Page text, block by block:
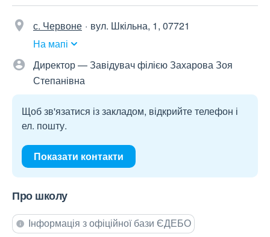
с. Червоне
вул. Шкільна, 1, 07721
На мапі
Директор — Завідувач філією Захарова Зоя
Степанівна
Щоб зв'язатися із закладом, відкрийте телефон і
ел. пошту.
Показати контакти
Про школу
Інформація з офіційної бази ЄДЕБО